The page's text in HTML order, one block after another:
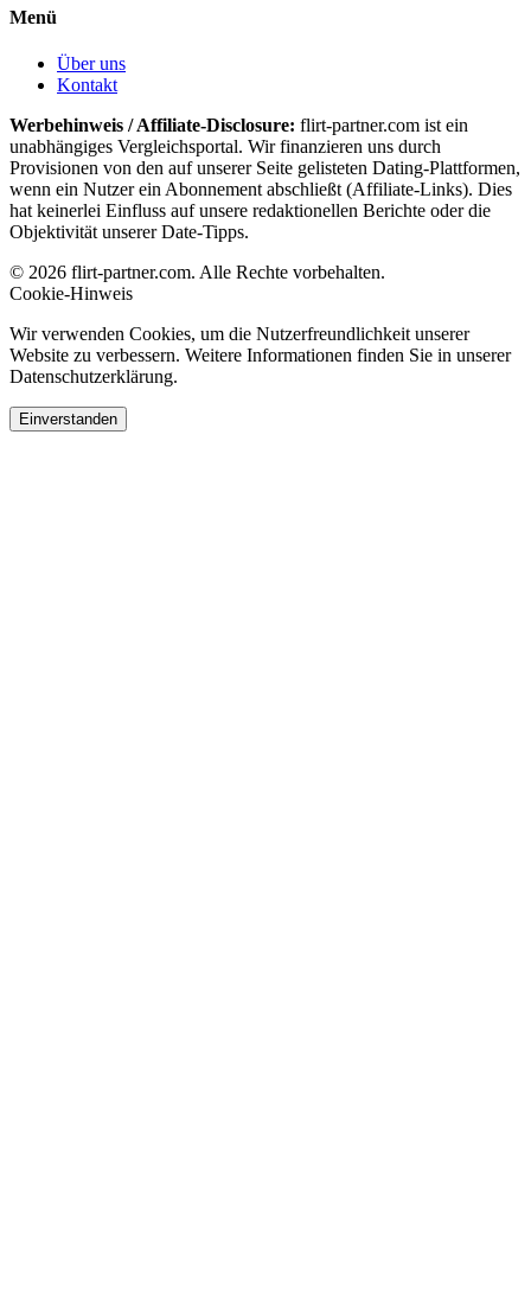
Menü
Über uns
Kontakt
Werbehinweis / Affiliate-Disclosure: flirt-partner.com ist ein
unabhängiges Vergleichsportal. Wir finanzieren uns durch
Provisionen von den auf unserer Seite gelisteten Dating-Plattformen,
wenn ein Nutzer ein Abonnement abschließt (Affiliate-Links). Dies
hat keinerlei Einfluss auf unsere redaktionellen Berichte oder die
Objektivität unserer Date-Tipps.
© 2026 flirt-partner.com. Alle Rechte vorbehalten.
Cookie-Hinweis
Wir verwenden Cookies, um die Nutzerfreundlichkeit unserer
Website zu verbessern. Weitere Informationen finden Sie in unserer
Datenschutzerklärung.
Einverstanden